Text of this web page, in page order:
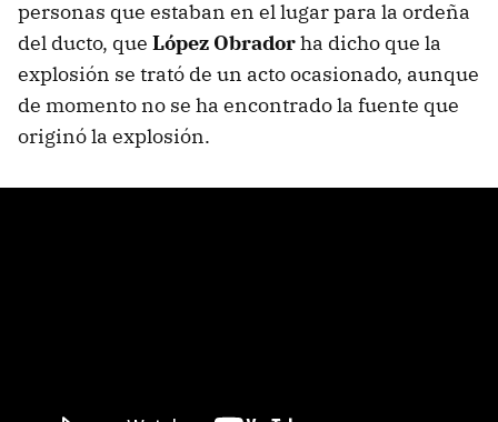
personas que estaban en el lugar para la ordeña
del ducto, que López Obradorha dicho que la
explosión se trató de un acto ocasionado, aunque
de momento no se ha encontrado la fuente que
originó la explosión.